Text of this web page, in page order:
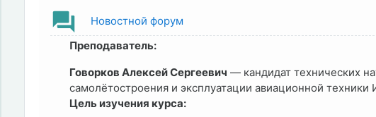
Новостной форум
Преподаватель:
Говорков Алексей Сергеевич — кандидат технических
самолётостроения и эксплуатации авиационной
Цель изучения курса: